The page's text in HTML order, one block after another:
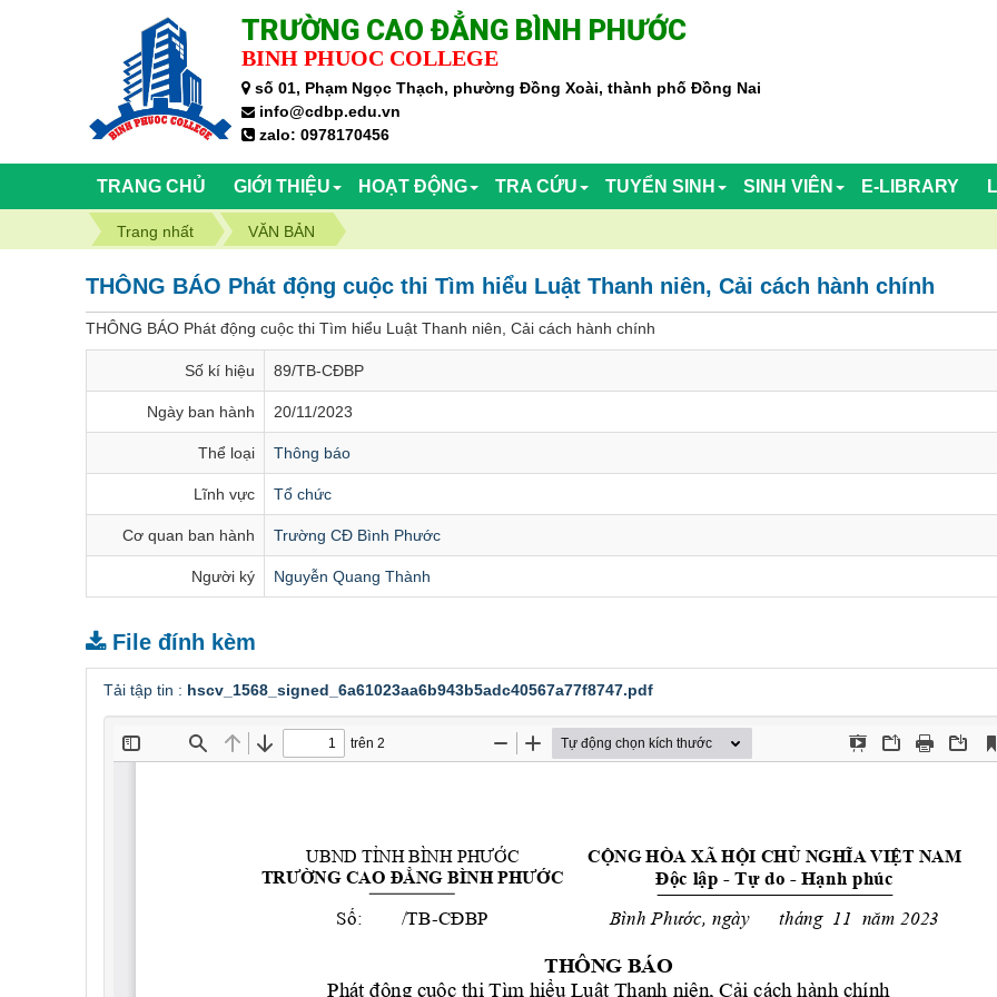
TRƯỜNG CAO ĐẲNG BÌNH PHƯỚC
BINH PHUOC COLLEGE
số 01, Phạm Ngọc Thạch, phường Đồng Xoài, thành phố Đồng Nai
info@cdbp.edu.vn
zalo: 0978170456
TRANG CHỦ GIỚI THIỆU HOẠT ĐỘNG TRA CỨU TUYỂN SINH SINH VIÊN E-LIBRARY
Trang nhất VĂN BẢN
THÔNG BÁO Phát động cuộc thi Tìm hiểu Luật Thanh niên, Cải cách hành chính
THÔNG BÁO Phát động cuộc thi Tìm hiểu Luật Thanh niên, Cải cách hành chính
Số kí hiệu 89/TB-CĐBP
Ngày ban hành 20/11/2023
Thể loại Thông báo
Lĩnh vực Tổ chức
Cơ quan ban hành Trường CĐ Bình Phước
Người ký Nguyễn Quang Thành
File đính kèm
Tải tập tin : hscv_1568_signed_6a61023aa6b943b5adc40567a77f8747.pdf